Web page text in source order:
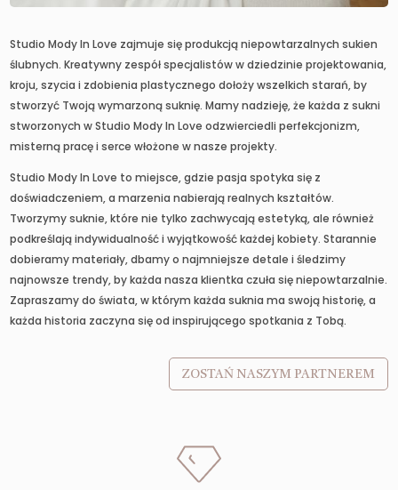
Studio Mody In Love zajmuje się produkcją niepowtarzalnych sukien
ślubnych. Kreatywny zespół specjalistów w dziedzinie projektowania,
kroju, szycia i zdobienia plastycznego dołoży wszelkich starań, by
stworzyć Twoją wymarzoną suknię. Mamy nadzieję, że każda z sukni
stworzonych w Studio Mody In Love odzwierciedli perfekcjonizm,
misterną pracę i serce włożone w nasze projekty.
Studio Mody In Love to miejsce, gdzie pasja spotyka się z
doświadczeniem, a marzenia nabierają realnych kształtów.
Tworzymy suknie, które nie tylko zachwycają estetyką, ale również
podkreślają indywidualność i wyjątkowość każdej kobiety. Starannie
dobieramy materiały, dbamy o najmniejsze detale i śledzimy
najnowsze trendy, by każda nasza klientka czuła się niepowtarzalnie.
Zapraszamy do świata, w którym każda suknia ma swoją historię, a
każda historia zaczyna się od inspirującego spotkania z Tobą.
ZOSTAŃ NASZYM PARTNEREM